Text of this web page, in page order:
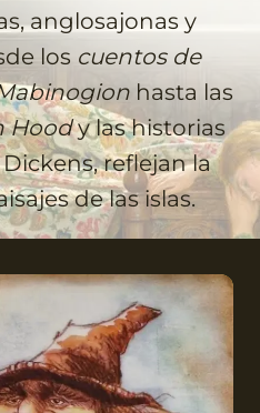
anglosajonas y
los cuentos de
hasta las
Hoody las historias
reflejan la
de las islas.